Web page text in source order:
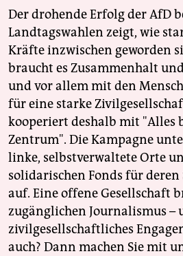
Der drohende Erfolg der AfD
Landtagswahlen zeigt, wie
Kräfte inzwischen geworden
braucht es Zusammenhalt
und vor allem mit den
für eine starke
kooperiert deshalb mit "Alles
Zentrum". Die Kampagne
linke, selbstverwaltete Orte
solidarischen Fonds für
auf. Eine offene Gesellschaft
zugänglichen Journalismus –
zivilgesellschaftliches
auch? Dann machen Sie mit